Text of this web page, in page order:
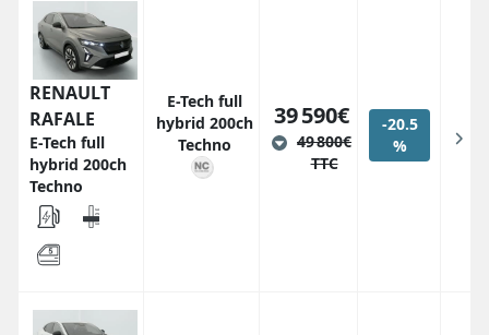
RENAULT
RAFALE
E-Tech full
hybrid 200ch
Techno
E-Tech full
hybrid 200ch
Techno
39 590€
49 800€
TTC
-20.5
%